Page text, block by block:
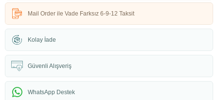
Mail Order ile Vade Farksız 6-9-12 Taksit
Kolay İade
Güvenli Alışveriş
WhatsApp Destek